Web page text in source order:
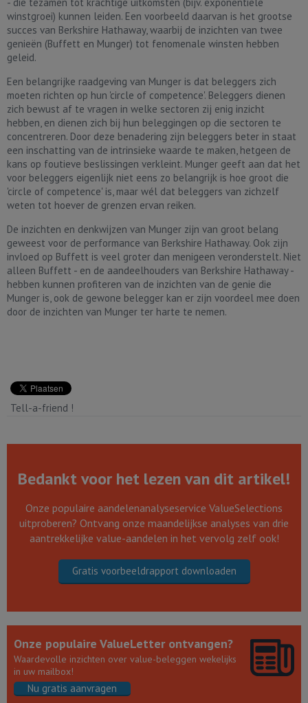
winstgroei) kunnen leiden. Een voorbeeld daarvan is het grootse
succes van Berkshire Hathaway, waarbij de inzichten van twee
genieën (Buffett en Munger) tot fenomenale winsten hebben
geleid.
Een belangrijke raadgeving van Munger is dat beleggers zich
moeten richten op hun 'circle of competence'. Beleggers dienen
zich bewust af te vragen in welke sectoren zij enig inzicht
hebben, en dienen zich bij hun beleggingen op die sectoren te
concentreren. Door deze benadering zijn beleggers beter in staat
een inschatting van de intrinsieke waarde te maken, hetgeen de
kans op foutieve beslissingen verkleint. Munger geeft aan dat het
voor beleggers eigenlijk niet eens zo belangrijk is hoe groot die
'circle of competence' is, maar wél dat beleggers van zichzelf
weten tot hoever de grenzen ervan reiken.
De inzichten en denkwijzen van Munger zijn van groot belang
geweest voor de performance van Berkshire Hathaway. Ook zijn
invloed op Buffett is veel groter dan menigeen veronderstelt. Niet
alleen Buffett - en de aandeelhouders van Berkshire Hathaway -
hebben kunnen profiteren van de inzichten van de genie die
Munger is, ook de gewone belegger kan er zijn voordeel mee doen
door de inzichten van Munger ter harte te nemen.
Tell-a-friend !
Bedankt voor het lezen van dit artikel!
Onze populaire aandelenanalyseservice ValueSelections
uitproberen? Ontvang onze maandelijkse analyses van drie
aantrekkelijke value-aandelen in het vervolg zelf ook!
Gratis voorbeeldrapport downloaden
Onze populaire ValueLetter ontvangen?
Waardevolle inzichten over value-beleggen wekelijks
in uw mailbox!
Nu gratis aanvragen